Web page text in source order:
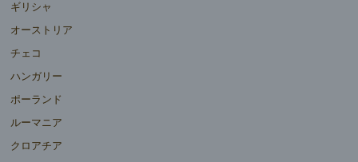
ギリシャ
オーストリア
チェコ
ハンガリー
ポーランド
ルーマニア
クロアチア